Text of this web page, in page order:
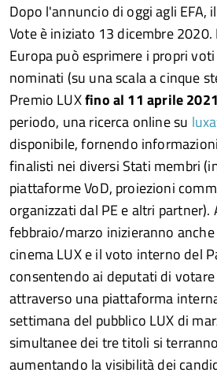
Dopo l'annuncio di oggi agli EFA,
Vote è iniziato 13 dicembre
Europa può esprimere i propri
nominati (su una scala a cinque
Premio LUXfino al 11 aprile 2021
periodo, una ricerca online su
disponibile, fornendo
finalisti nei diversi Stati membri
piattaforme VoD, proiezioni
organizzati dal PE e altri partner).
febbraio/marzo inizieranno
cinema LUX e il voto interno del
consentendo ai deputati di
attraverso una piattaforma
settimana del pubblico LUX di
simultanee dei tre titoli si
aumentando la visibilità dei